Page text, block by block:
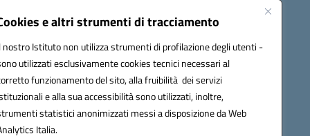
e altri strumenti di tracciamento
nostro Istituto non utilizza strumenti di profilazione degli utenti -
utilizzati esclusivamente cookies tecnici necessari al
funzionamento del sito, alla fruibilità dei servizi
e alla sua accessibilità sono utilizzati, inoltre,
statistici anonimizzati messi a disposizione da Web
Italia.